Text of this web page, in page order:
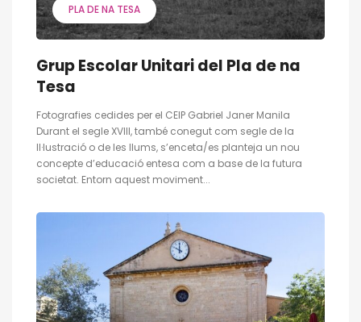
PLA DE NA TESA
Grup Escolar Unitari del Pla de na
Tesa
Fotografies cedides per el CEIP Gabriel Janer Manila
Durant el segle XVIII, també conegut com segle de la
Il·lustració o de les llums, s’enceta/es planteja un nou
concepte d’educació entesa com a base de la futura
societat. Entorn aquest moviment...